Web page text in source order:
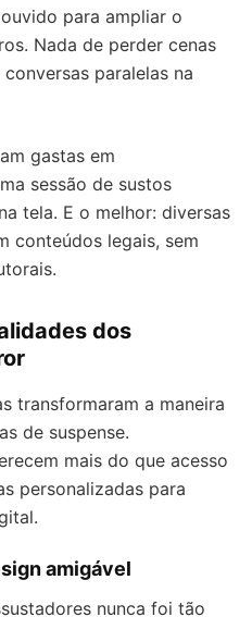
para ampliar o
Nada de perder cenas
paralelas na
gastas em
sessão de sustos
tela. E o melhor: diversas
conteúdos legais, sem
dos
transformaram a maneira
de suspense.
mais do que acesso
personalizadas para
amigável
nunca foi tão